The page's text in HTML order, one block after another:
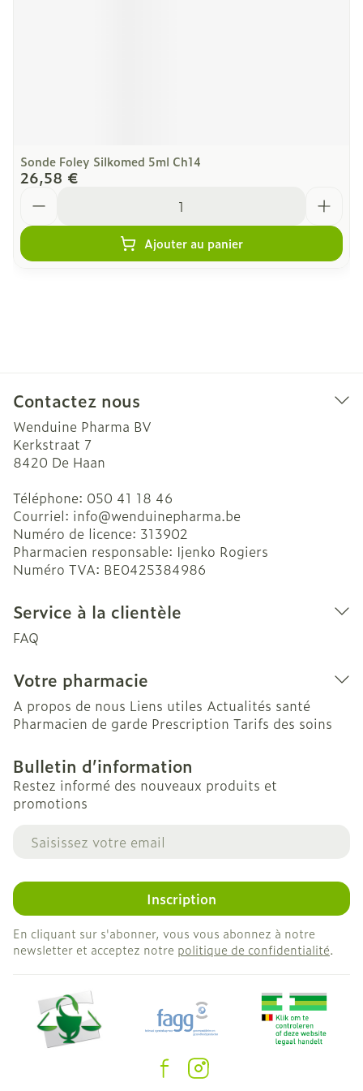
Sonde Foley Silkomed 5ml Ch14
26,58 €
Ajouter au panier
Contactez nous
Wenduine Pharma BV
Kerkstraat 7
8420 De Haan
Téléphone: 050 41 18 46
Courriel: info@wenduinepharma.be
Numéro de licence: 313902
Pharmacien responsable: Ijenko Rogiers
Numéro TVA: BE0425384986
Service à la clientèle
FAQ
Votre pharmacie
A propos de nous Liens utiles Actualités santé
Pharmacien de garde Prescription Tarifs des soins
Bulletin d’information
Restez informé des nouveaux produits et
promotions
Adresse mail
Inscription
En cliquant sur s'abonner, vous vous abonnez à notre
newsletter et acceptez notre politique de confidentialité.